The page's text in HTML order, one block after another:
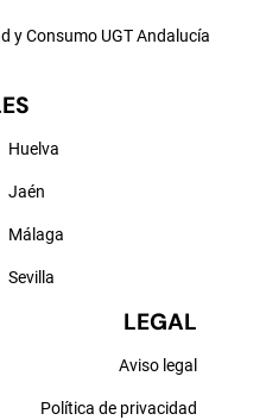
y Consumo UGT Andalucía
Huelva
Jaén
Málaga
Sevilla
LEGAL
Aviso legal
Política de privacidad